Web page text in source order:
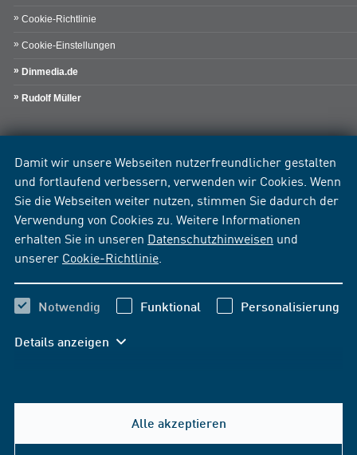
Damit wir unsere Webseiten nutzerfreundlicher gestalten
und fortlaufend verbessern, verwenden wir Cookies. Wenn
Sie die Webseiten weiter nutzen, stimmen Sie dadurch der
Verwendung von Cookies zu. Weitere Informationen
erhalten Sie in unseren Datenschutzhinweisen und
unserer Cookie-Richtlinie
Notwendig Funktional Personalisierung
Details anzeigen
Alle akzeptieren
Cookie-Richtlinie
Cookie-Einstellungen
Dinmedia.de
Rudolf Müller
Hilfe & Kontakt